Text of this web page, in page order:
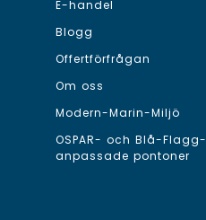
E-handel
Blogg
Offertförfrågan
Om oss
Modern-Marin-Miljö
OSPAR- och Blå-Flagg-
anpassade pontoner